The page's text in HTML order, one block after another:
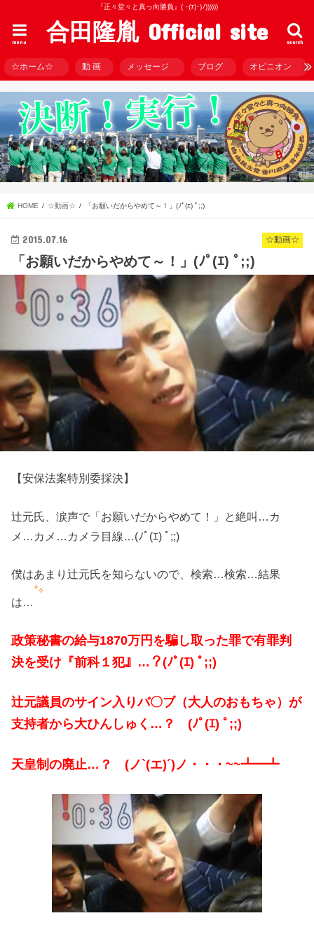
『正々堂々と真っ向勝負』( ･(ｴ)･)ﾉ))))))
合田隆胤 Official site search
menu
☆ホーム☆ 動 画 メッセージ ブログ オピニオン
HOME ☆動画☆ 「お願いだからやめて～！」(ﾉﾟ(ｴ) ﾟ;;)
☆動画☆
2015.07.16
「お願いだからやめて～！」(ﾉﾟ(ｴ) ﾟ;;)
【安保法案特別委採決】
辻元氏、涙声で「お願いだからやめて！」と絶叫…カ
メ…カメ…カメラ目線…(ﾉﾟ(ｴ) ﾟ;;)
僕はあまり辻元氏を知らないので、検索…検索…結果
は…
政策秘書の給与1870万円を騙し取った罪で有罪判
決を受け『前科１犯』…？(ﾉﾟ(ｴ) ﾟ;;)
辻元議員のサイン入りバ〇ブ（大人のおもちゃ）が
支持者から大ひんしゅく…？ (ﾉﾟ(ｴ) ﾟ;;)
天皇制の廃止…？ (ノ`(エ)´)ノ・・・~~┻━┻